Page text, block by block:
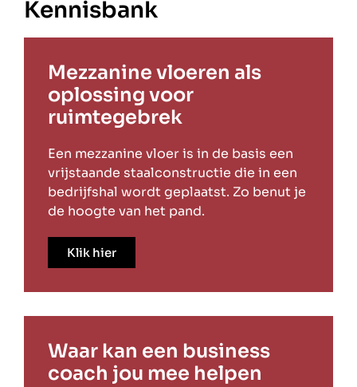
Kennisbank
Mezzanine vloeren als
oplossing voor
ruimtegebrek
Een mezzanine vloer is in de basis een
vrijstaande staalconstructie die in een
bedrijfshal wordt geplaatst. Zo benut je
de hoogte van het pand.
Klik hier
Waar kan een business
coach jou mee helpen